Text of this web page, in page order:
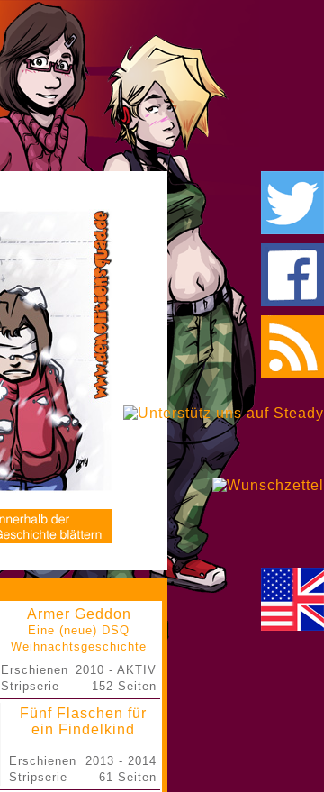
Armer Geddon
Eine (neue) DSQ
Weihnachtsgeschichte
Erschienen
Stripserie
2010 - AKTIV
152 Seiten
Fünf Flaschen für
ein Findelkind
Erschienen
Stripserie
2013 - 2014
61 Seiten